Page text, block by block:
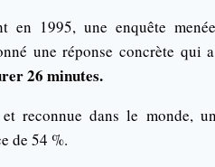
en 1995, une enquête
une réponse concrète qui
26 minutes.
reconnue dans le monde,
de 54 %.